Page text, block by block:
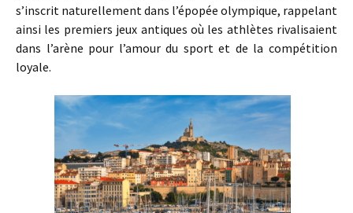
s’inscrit naturellement dans l’épopée olympique, rappelant
ainsi les premiers jeux antiques où les athlètes rivalisaient
dans l’arène pour l’amour du sport et de la compétition
loyale.